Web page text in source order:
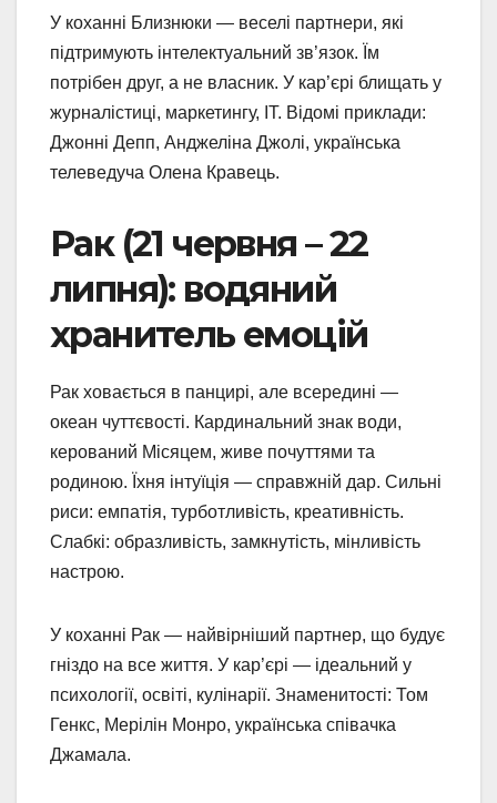
У коханні Близнюки — веселі партнери, які
підтримують інтелектуальний зв’язок. Їм
потрібен друг, а не власник. У кар’єрі блищать у
журналістиці, маркетингу, IT. Відомі приклади:
Джонні Депп, Анджеліна Джолі, українська
телеведуча Олена Кравець.
Рак (21 червня – 22
липня): водяний
хранитель емоцій
Рак ховається в панцирі, але всередині —
океан чуттєвості. Кардинальний знак води,
керований Місяцем, живе почуттями та
родиною. Їхня інтуїція — справжній дар. Сильні
риси: емпатія, турботливість, креативність.
Слабкі: образливість, замкнутість, мінливість
настрою.
У коханні Рак — найвірніший партнер, що будує
гніздо на все життя. У кар’єрі — ідеальний у
психології, освіті, кулінарії. Знаменитості: Том
Генкс, Мерілін Монро, українська співачка
Джамала.